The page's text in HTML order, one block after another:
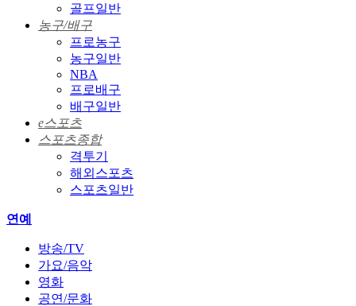
골프일반
농구/배구
프로농구
농구일반
NBA
프로배구
배구일반
e스포츠
스포츠종합
격투기
해외스포츠
스포츠일반
연예
방송/TV
가요/음악
영화
공연/문화